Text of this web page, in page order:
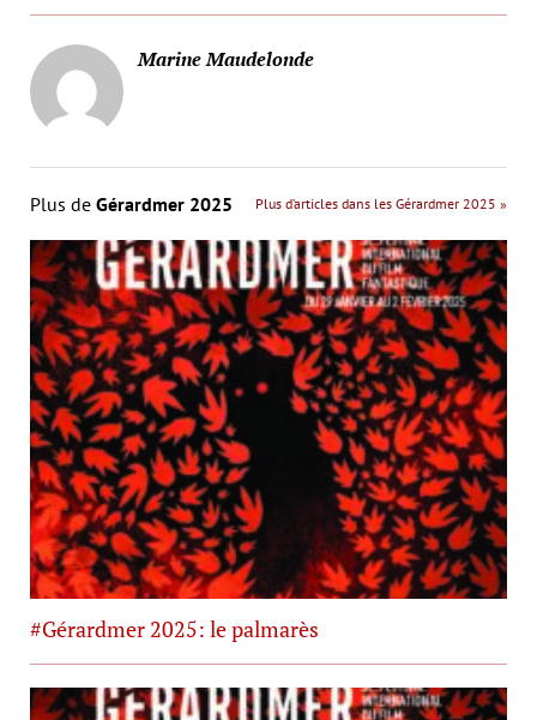
Marine Maudelonde
Plus de Gérardmer 2025 Plus d’articles dans les Gérardmer 2025 »
#Gérardmer 2025: le palmarès